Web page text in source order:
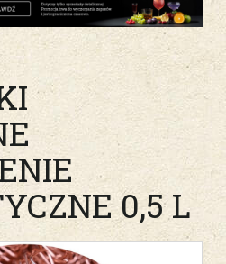
0,5 L